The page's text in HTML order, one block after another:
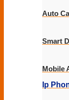
Auto
Smart
Mobile
Ip